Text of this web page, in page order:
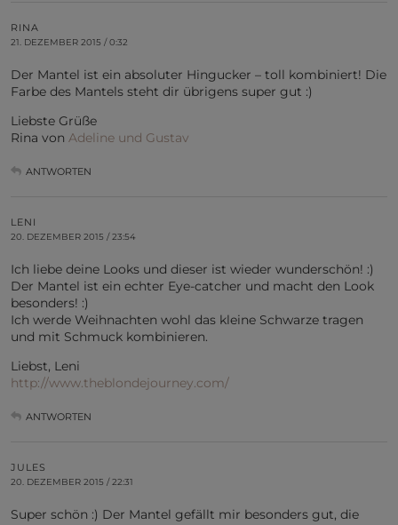
RINA
21. DEZEMBER 2015 / 0:32
Der Mantel ist ein absoluter Hingucker – toll kombiniert! Die
Farbe des Mantels steht dir übrigens super gut :)
Liebste Grüße
Rina von Adeline und Gustav
ANTWORTEN
LENI
20. DEZEMBER 2015 / 23:54
Ich liebe deine Looks und dieser ist wieder wunderschön! :)
Der Mantel ist ein echter Eye-catcher und macht den Look
besonders! :)
Ich werde Weihnachten wohl das kleine Schwarze tragen
und mit Schmuck kombinieren.
Liebst, Leni
http://www.theblondejourney.com/
ANTWORTEN
JULES
20. DEZEMBER 2015 / 22:31
Super schön :) Der Mantel gefällt mir besonders gut, die